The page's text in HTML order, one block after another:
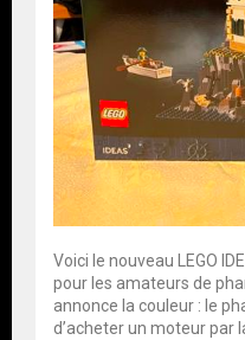
Voici le nouveau LEGO
pour les amateurs de
annonce la couleur : le
d’acheter un moteur par